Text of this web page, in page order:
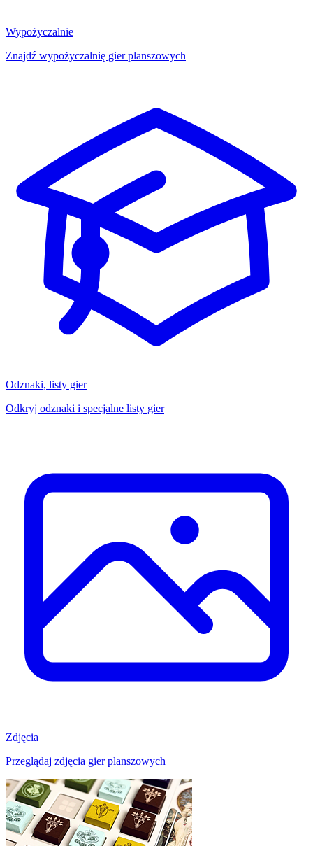
Wypożyczalnie
Znajdź wypożyczalnię gier planszowych
Odznaki, listy gier
Odkryj odznaki i specjalne listy gier
Zdjęcia
Przeglądaj zdjęcia gier planszowych